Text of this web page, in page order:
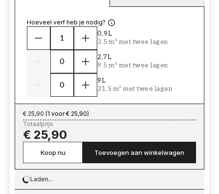
Hoeveel verf heb je nodig?
0,9L
3.5 m² met twee lagen
2,7L
9.5 m² met twee lagen
9L
31.5 m² met twee lagen
€ 25,90 (1 voor € 25,90)
Totaalprijs
€ 25,90
Koop nu Toevoegen aan winkelwagen
Loading…
Laden...